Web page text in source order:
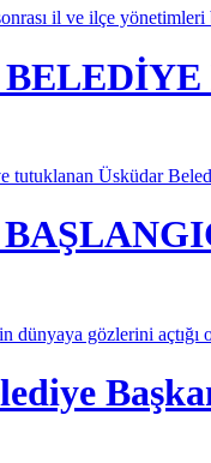
il ve ilçe
tutuklanan Üsküdar
dünyaya gözlerini açtığı